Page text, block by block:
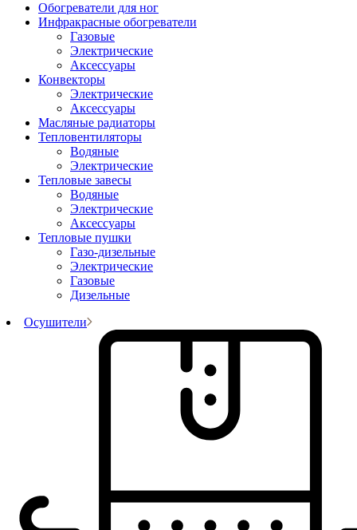
Обогреватели для ног
Инфракрасные обогреватели
Газовые
Электрические
Аксессуары
Конвекторы
Электрические
Аксессуары
Масляные радиаторы
Тепловентиляторы
Водяные
Электрические
Тепловые завесы
Водяные
Электрические
Аксессуары
Тепловые пушки
Газо-дизельные
Электрические
Газовые
Дизельные
Осушители